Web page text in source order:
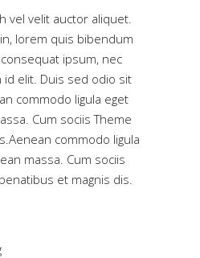
vel velit auctor aliquet.
lorem quis bibendum
ipsum, nec
id elit. Duis sed odio sit
commodo ligula eget
Cum sociis Theme
commodo ligula
massa. Cum sociis
et magnis dis.